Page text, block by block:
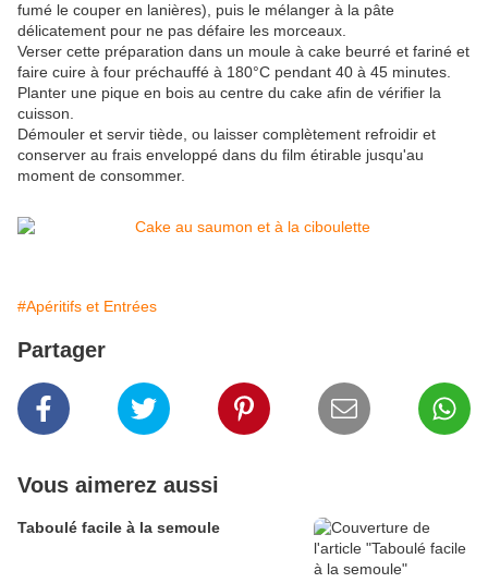
fumé le couper en lanières), puis le mélanger à la pâte
délicatement pour ne pas défaire les morceaux.
Verser cette préparation dans un moule à cake beurré et fariné et
faire cuire à four préchauffé à 180°C pendant 40 à 45 minutes.
Planter une pique en bois au centre du cake afin de vérifier la
cuisson.
Démouler et servir tiède, ou laisser complètement refroidir et
conserver au frais enveloppé dans du film étirable jusqu'au
moment de consommer.
#Apéritifs et Entrées
Partager
Vous aimerez aussi
Taboulé facile à la semoule